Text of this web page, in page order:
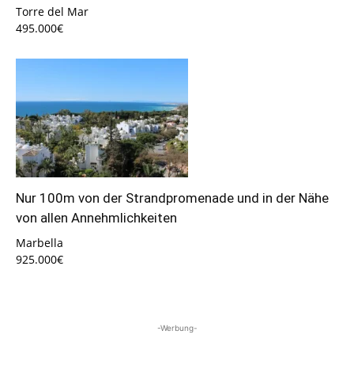
Torre del Mar
495.000€
Nur 100m von der Strandpromenade und in der Nähe
von allen Annehmlichkeiten
Marbella
925.000€
-Werbung-